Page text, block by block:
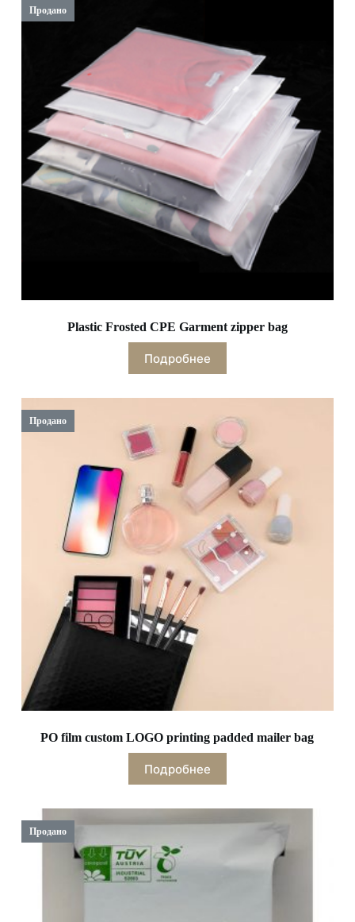
Продано
Plastic Frosted CPE Garment zipper bag
Подробнее
Продано
PO film custom LOGO printing padded mailer bag
Подробнее
Продано